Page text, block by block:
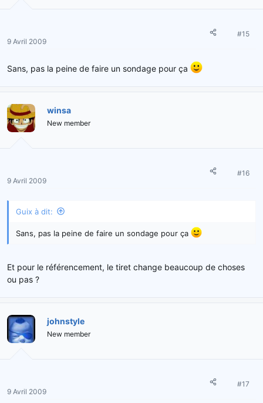
9 Avril 2009
#15
Sans, pas la peine de faire un sondage pour ça
winsa
New member
9 Avril 2009
#16
Guix à dit:
Sans, pas la peine de faire un sondage pour ça
Et pour le référencement, le tiret change beaucoup de choses
ou pas ?
johnstyle
New member
9 Avril 2009
#17